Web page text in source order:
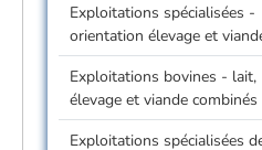
Exploitations spécialisées -
orientation élevage et
Exploitations bovines - lait,
élevage et viande combinés
Exploitations spécialisées